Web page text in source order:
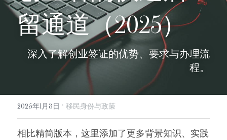
Chinese
Chinese
Español
+34 610 154 700 （WhatsApp）
info@evergreen-eu.com
留通道（2025）
深入了解创业签证的优势、要求与办理流
程。
2025年1月3日 · 移民身份与政策
相比精简版本，这里添加了更多背景知识、实践